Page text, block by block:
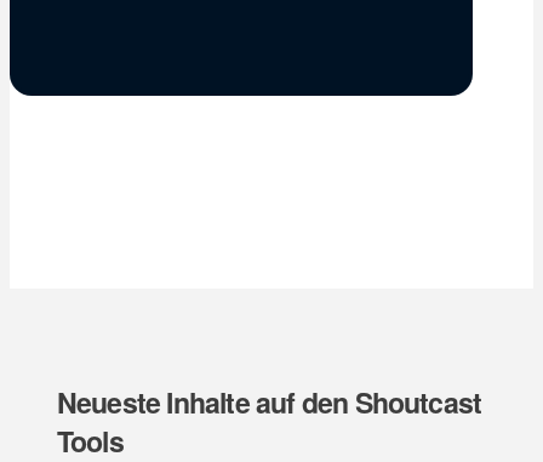
Neueste Inhalte auf den Shoutcast
Tools